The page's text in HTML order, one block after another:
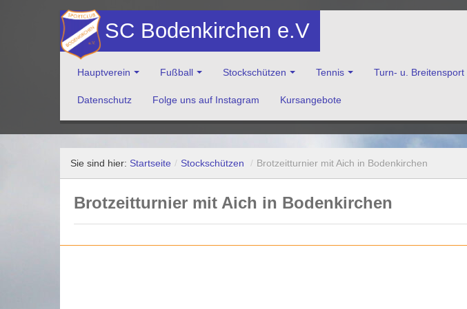
SC Bodenkirchen e.V
Hauptverein Fußball Stockschützen Tennis Turn- u. Breitensport
Datenschutz Folge uns auf Instagram
Kursangebote
Sie sind hier: Startseite / Stockschützen / Brotzeitturnier mit Aich in Bodenkirchen
Brotzeitturnier mit Aich in Bodenkirchen